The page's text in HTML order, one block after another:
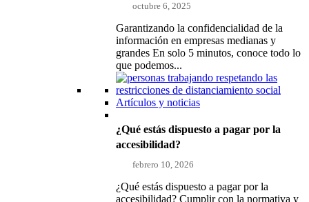
octubre 6, 2025
Garantizando la confidencialidad de la
información en empresas medianas y
grandes En solo 5 minutos, conoce todo lo
que podemos...
Artículos y noticias
¿Qué estás dispuesto a pagar por la
accesibilidad?
febrero 10, 2026
¿Qué estás dispuesto a pagar por la
accesibilidad? Cumplir con la normativa y